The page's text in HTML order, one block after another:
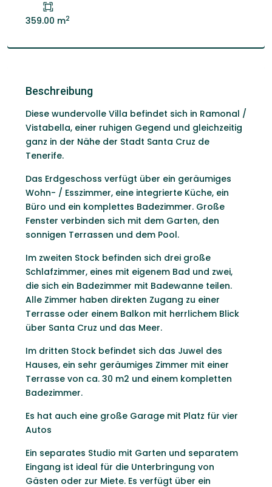
359.00 m2
Beschreibung
Diese wundervolle Villa befindet sich in Ramonal /
Vistabella, einer ruhigen Gegend und gleichzeitig
ganz in der Nähe der Stadt Santa Cruz de
Tenerife.
Das Erdgeschoss verfügt über ein geräumiges
Wohn- / Esszimmer, eine integrierte Küche, ein
Büro und ein komplettes Badezimmer. Große
Fenster verbinden sich mit dem Garten, den
sonnigen Terrassen und dem Pool.
Im zweiten Stock befinden sich drei große
Schlafzimmer, eines mit eigenem Bad und zwei,
die sich ein Badezimmer mit Badewanne teilen.
Alle Zimmer haben direkten Zugang zu einer
Terrasse oder einem Balkon mit herrlichem Blick
über Santa Cruz und das Meer.
Im dritten Stock befindet sich das Juwel des
Hauses, ein sehr geräumiges Zimmer mit einer
Terrasse von ca. 30 m2 und einem kompletten
Badezimmer.
Es hat auch eine große Garage mit Platz für vier
Autos
Ein separates Studio mit Garten und separatem
Eingang ist ideal für die Unterbringung von
Gästen oder zur Miete. Es verfügt über ein